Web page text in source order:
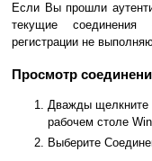
Если Вы прошли
текущие
регистрации не
Просмотр
Дважды щелкните
рабочем столе
Выберите